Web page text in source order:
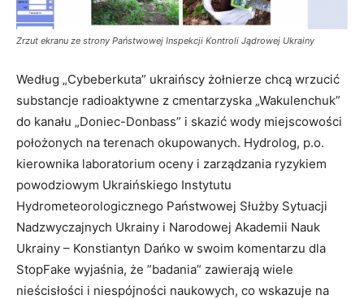
Zrzut ekranu ze strony Państwowej Inspekcji Kontroli Jądrowej Ukrainy
Według „Cybeberkuta” ukraińscy żołnierze chcą wrzucić
substancje radioaktywne z cmentarzyska „Wakulenchuk”
do kanału „Doniec-Donbass” i skazić wody miejscowości
położonych na terenach okupowanych. Hydrolog, p.o.
kierownika laboratorium oceny i zarządzania ryzykiem
powodziowym Ukraińskiego Instytutu
Hydrometeorologicznego Państwowej Służby Sytuacji
Nadzwyczajnych Ukrainy i Narodowej Akademii Nauk
Ukrainy – Konstiantyn Dańko w swoim komentarzu dla
StopFake wyjaśnia, że ​​”badania” zawierają wiele
nieścisłości i niespójności naukowych, co wskazuje na